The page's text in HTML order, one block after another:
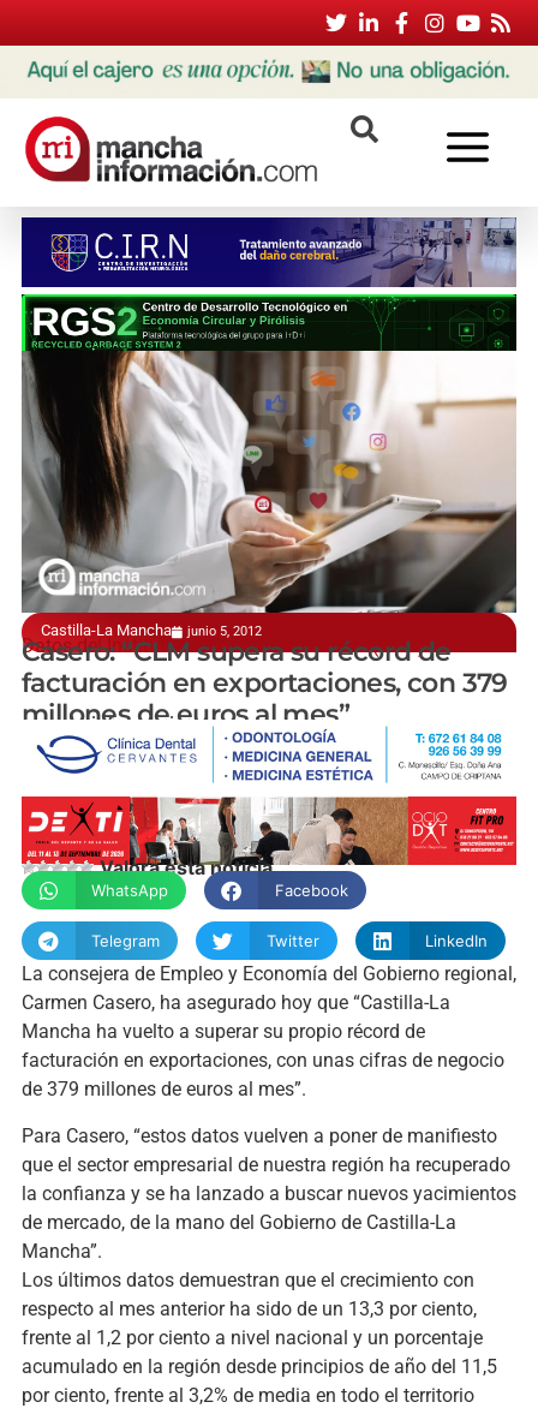
Castilla-La Mancha junio 5, 2012
Datos del Instituto de Promoción Exterior (IPEX)
Casero: “CLM supera su récord de
facturación en exportaciones, con 379
millones de euros al mes”
manchainformacion.com
Valora esta noticia
WhatsApp Facebook
Telegram Twitter LinkedIn
La consejera de Empleo y Economía del Gobierno regional,
Carmen Casero, ha asegurado hoy que “Castilla-La
Mancha ha vuelto a superar su propio récord de
facturación en exportaciones, con unas cifras de negocio
de 379 millones de euros al mes”.
Para Casero, “estos datos vuelven a poner de manifiesto
que el sector empresarial de nuestra región ha recuperado
la confianza y se ha lanzado a buscar nuevos yacimientos
de mercado, de la mano del Gobierno de Castilla-La
Mancha”.
Los últimos datos demuestran que el crecimiento con
respecto al mes anterior ha sido de un 13,3 por ciento,
frente al 1,2 por ciento a nivel nacional y un porcentaje
acumulado en la región desde principios de año del 11,5
por ciento, frente al 3,2% de media en todo el territorio